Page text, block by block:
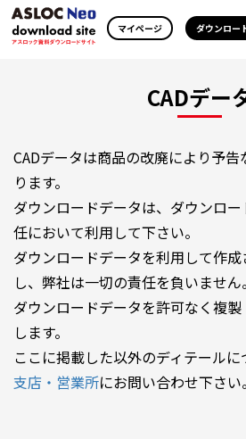
マイページ ダウンロー
CADデー
CADデータは商品の改廃により予
ります。
ダウンロードデータは、ダウンロ
任において利用して下さい。
ダウンロードデータを利用して作
し、弊社は一切の責任を負いません。
ダウンロードデータを許可なく複
します。
ここに掲載した以外のディテールに
支店・営業所にお問い合わせ下さい。